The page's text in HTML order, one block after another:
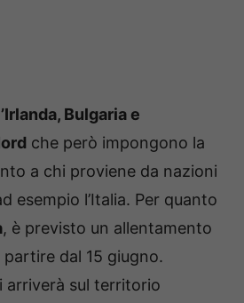
Bulgaria e
che però impongono la
a chi proviene da nazioni
esempio l’Italia. Per quanto
, è previsto un allentamento
dal 15 giugno.
arriverà sul territorio